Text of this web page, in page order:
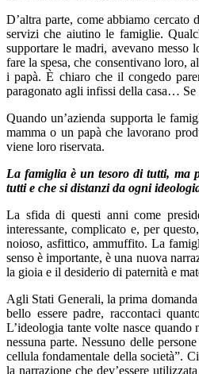
D’altra parte, come abbiamo cercato
servizi che aiutino le famiglie.
supportare le madri, avevano
fare la spesa, che consentivano loro,
i papà. È chiaro che il congedo
paragonato agli infissi della casa…
Quando un’azienda supporta le
mamma o un papà che lavorano
viene loro riservata.
La famiglia è un tesoro di tutti, ma
tutti e che si distanzi da ogni
La sfida di questi anni come
interessante, complicato e, per
noioso, asfittico, ammuffito. La
senso è importante, è una nuova
la gioia e il desiderio di paternità e
Agli Stati Generali, la prima
bello essere padre, raccontaci
L’ideologia tante volte nasce
nessuna parte. Nessuno delle
cellula fondamentale della società”.
la narrazione che dev’essere